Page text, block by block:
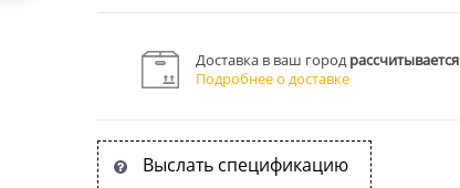
Доставка в ваш городрассчитывается
Подробнее о доставке
Выслать спецификацию